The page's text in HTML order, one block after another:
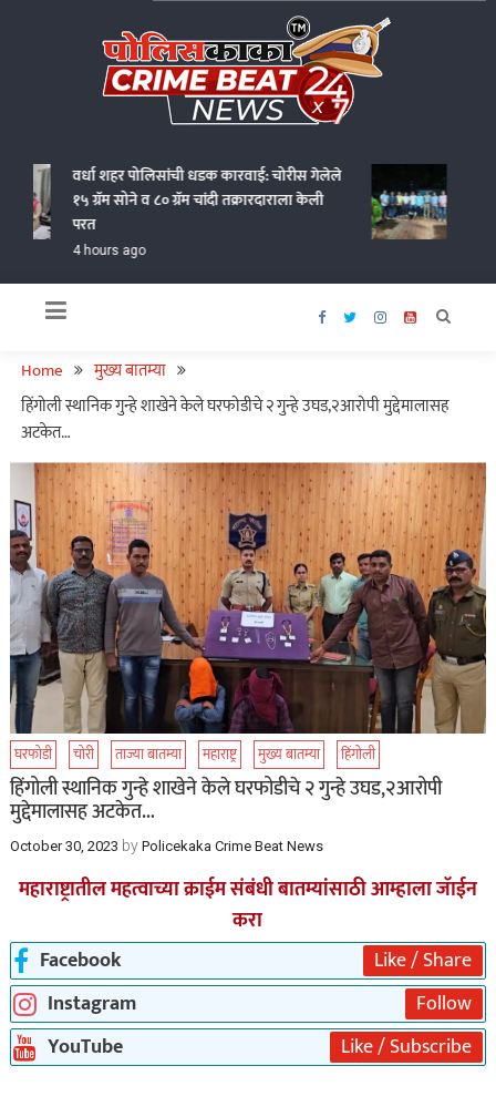
वर्धा शहर पोलिसांची धडक कारवाई: चोरीस गेलेले
१५ ग्रॅम सोने व ८० ग्रॅम चांदी तक्रारदाराला केली
परत
4 hours ago
आणत
4 hours
Home
मुख्य बातम्या
हिंगोली स्थानिक गुन्हे शाखेने केले घरफोडीचे २ गुन्हे उघड,२आरोपी मुद्देमालासह
अटकेत…
घरफोडी चोरी ताज्या बातम्या महाराष्ट्र मुख्य बातम्या हिंगोली
हिंगोली स्थानिक गुन्हे शाखेने केले घरफोडीचे २ गुन्हे उघड,२आरोपी
मुद्देमालासह अटकेत…
October 30, 2023 by Policekaka Crime Beat News
महाराष्ट्रातील महत्वाच्या क्राईम संबंधी बातम्यांसाठी आम्हाला जॅाईन
करा
Facebook
Like / Share
Instagram
Follow
YouTube
Like / Subscribe